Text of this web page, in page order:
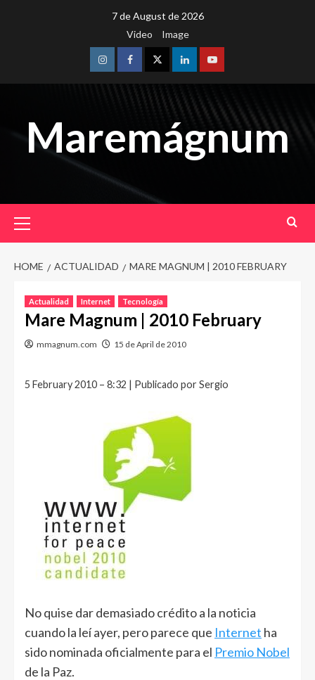
7 de August de 2026
Video
Image
InstagramFacebookTwitterLinkedinYoutube
Maremágnum
Menu
HOME ACTUALIDAD MARE MAGNUM | 2010 FEBRUARY
Actualidad Internet Tecnología
Mare Magnum | 2010 February
mmagnum.com 15 de April de 2010
5 February 2010 – 8:32 | Publicado por Sergio
No quise dar demasiado crédito a la noticia
cuando la leí ayer, pero parece que Internet ha
sido nominada oficialmente para el Premio Nobel
de la Paz.